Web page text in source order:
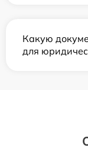
Какую
для